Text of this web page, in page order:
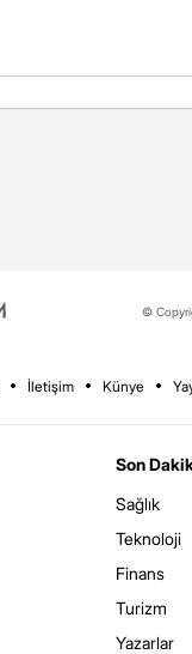
©
İletişim Künye
Son
Sağlık
Teknoloji
Finans
Turizm
Yazarlar